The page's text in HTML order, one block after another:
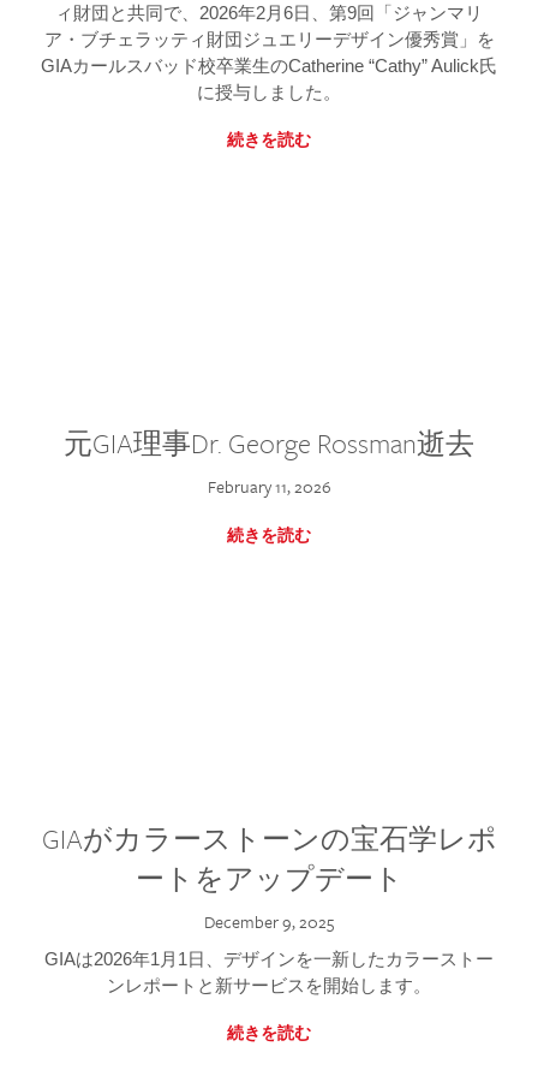
ィ財団と共同で、2026年2月6日、第9回「ジャンマリ
ア・ブチェラッティ財団ジュエリーデザイン優秀賞」を
GIAカールスバッド校卒業生のCatherine “Cathy” Aulick氏
に授与しました。
続きを読む
元GIA理事Dr. George Rossman逝去
February 11, 2026
続きを読む
GIAがカラーストーンの宝石学レポ
ートをアップデート
December 9, 2025
GIAは2026年1月1日、デザインを一新したカラーストー
ンレポートと新サービスを開始します。
続きを読む